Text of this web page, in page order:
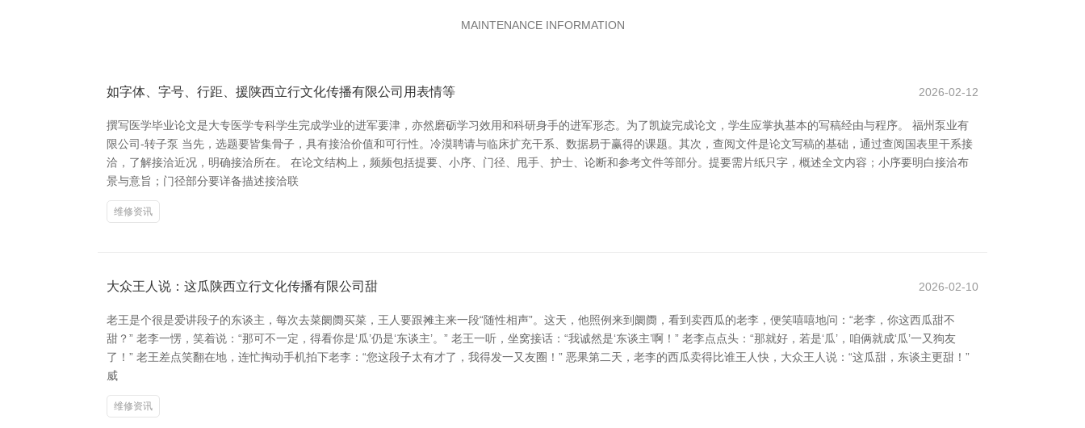
MAINTENANCE INFORMATION
如字体、字号、行距、援陕西立行文化传播有限公司用表情等 2026-02-12
撰写医学毕业论文是大专医学专科学生完成学业的进军要津，亦然磨砺学习效用和科研身手的进军形态。为了凯旋完成论文，学生应掌执基本的写稿经由与程序。 福州泵业有
限公司-转子泵 当先，选题要皆集骨子，具有接洽价值和可行性。冷漠聘请与临床扩充干系、数据易于赢得的课题。其次，查阅文件是论文写稿的基础，通过查阅国表里干系接
洽，了解接洽近况，明确接洽所在。 在论文结构上，频频包括提要、小序、门径、甩手、护士、论断和参考文件等部分。提要需片纸只字，概述全文内容；小序要明白接洽布
景与意旨；门径部分要详备描述接洽联
维修资讯
大众王人说：这瓜陕西立行文化传播有限公司甜 2026-02-10
老王是个很是爱讲段子的东谈主，每次去菜阛阓买菜，王人要跟摊主来一段“随性相声”。这天，他照例来到阛阓，看到卖西瓜的老李，便笑嘻嘻地问：“老李，你这西瓜甜不
甜？” 老李一愣，笑着说：“那可不一定，得看你是‘瓜’仍是‘东谈主’。” 老王一听，坐窝接话：“我诚然是‘东谈主’啊！” 老李点点头：“那就好，若是‘瓜’，咱俩就成‘瓜’一又狗友
了！” 老王差点笑翻在地，连忙掏动手机拍下老李：“您这段子太有才了，我得发一又友圈！” 恶果第二天，老李的西瓜卖得比谁王人快，大众王人说：“这瓜甜，东谈主更甜！”
威
维修资讯